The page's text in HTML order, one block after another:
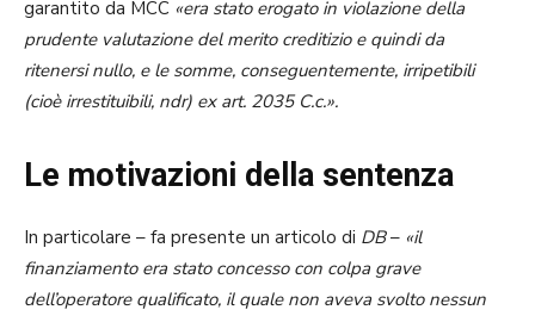
garantito da MCC «era stato erogato in violazione della
prudente valutazione del merito creditizio e quindi da
ritenersi nullo, e le somme, conseguentemente, irripetibili
(cioè irrestituibili, ndr) ex art. 2035 C.c.».
Le motivazioni della sentenza
In particolare – fa presente un articolo di DB– «il
finanziamento era stato concesso con colpa grave
dell’operatore qualificato, il quale non aveva svolto nessun